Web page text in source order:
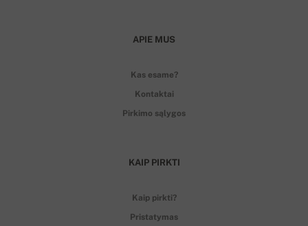
APIE MUS
Kas esame?
Kontaktai
Pirkimo sąlygos
KAIP PIRKTI
Kaip pirkti?
Pristatymas